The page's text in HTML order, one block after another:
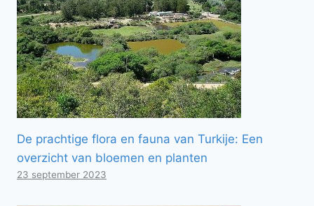
De prachtige flora en fauna van Turkije: Een
overzicht van bloemen en planten
23 september 2023